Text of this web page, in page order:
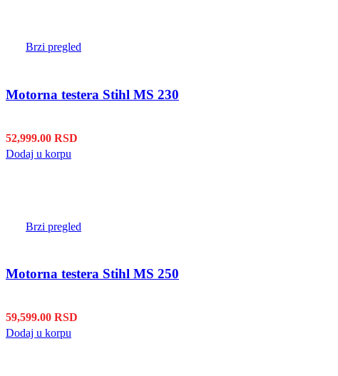
Brzi pregled
Motorna testera Stihl MS 230
52,999.00 RSD
Dodaj u korpu
Brzi pregled
Motorna testera Stihl MS 250
59,599.00 RSD
Dodaj u korpu